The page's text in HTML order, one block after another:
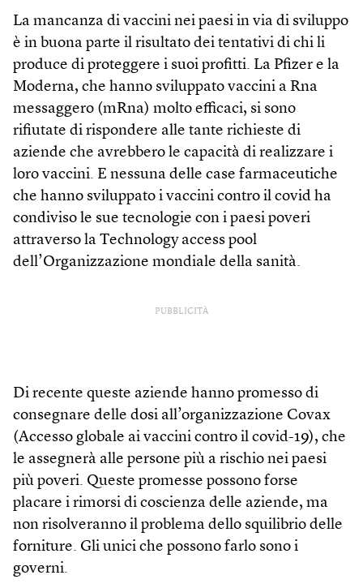
La mancanza di vaccini nei paesi in via di sviluppo
è in buona parte il risultato dei tentativi di chi li
produce di proteggere i suoi profitti. La Pfizer e la
Moderna, che hanno sviluppato vaccini a Rna
messaggero (mRna) molto efficaci, si sono
rifiutate di rispondere alle tante richieste di
aziende che avrebbero le capacità di realizzare i
loro vaccini. E nessuna delle case farmaceutiche
che hanno sviluppato i vaccini contro il covid ha
condiviso le sue tecnologie con i paesi poveri
attraverso la Technology access pool
dell’Organizzazione mondiale della sanità.
PUBBLICITÀ
Di recente queste aziende hanno promesso di
consegnare delle dosi all’organizzazione Covax
(Accesso globale ai vaccini contro il covid-19), che
le assegnerà alle persone più a rischio nei paesi
più poveri. Queste promesse possono forse
placare i rimorsi di coscienza delle aziende, ma
non risolveranno il problema dello squilibrio delle
forniture. Gli unici che possono farlo sono i
governi.